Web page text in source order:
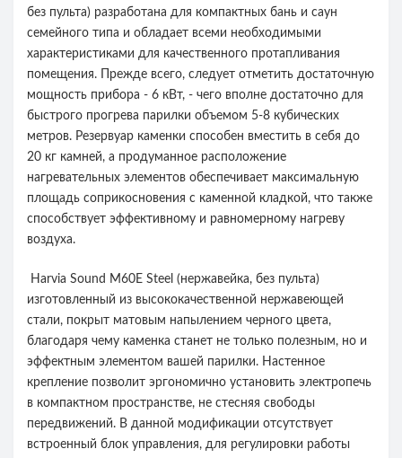
без пульта) разработана для компактных бань и саун
семейного типа и обладает всеми необходимыми
характеристиками для качественного протапливания
помещения. Прежде всего, следует отметить достаточную
мощность прибора - 6 кВт, - чего вполне достаточно для
быстрого прогрева парилки объемом 5-8 кубических
метров. Резервуар каменки способен вместить в себя до
20 кг камней, а продуманное расположение
нагревательных элементов обеспечивает максимальную
площадь соприкосновения с каменной кладкой, что также
способствует эффективному и равномерному нагреву
воздуха.
Harvia Sound M60E Steel (нержавейка, без пульта)
изготовленный из высококачественной нержавеющей
стали, покрыт матовым напылением черного цвета,
благодаря чему каменка станет не только полезным, но и
эффектным элементом вашей парилки. Настенное
крепление позволит эргономично установить электропечь
в компактном пространстве, не стесняя свободы
передвижений. В данной модификации отсутствует
встроенный блок управления, для регулировки работы